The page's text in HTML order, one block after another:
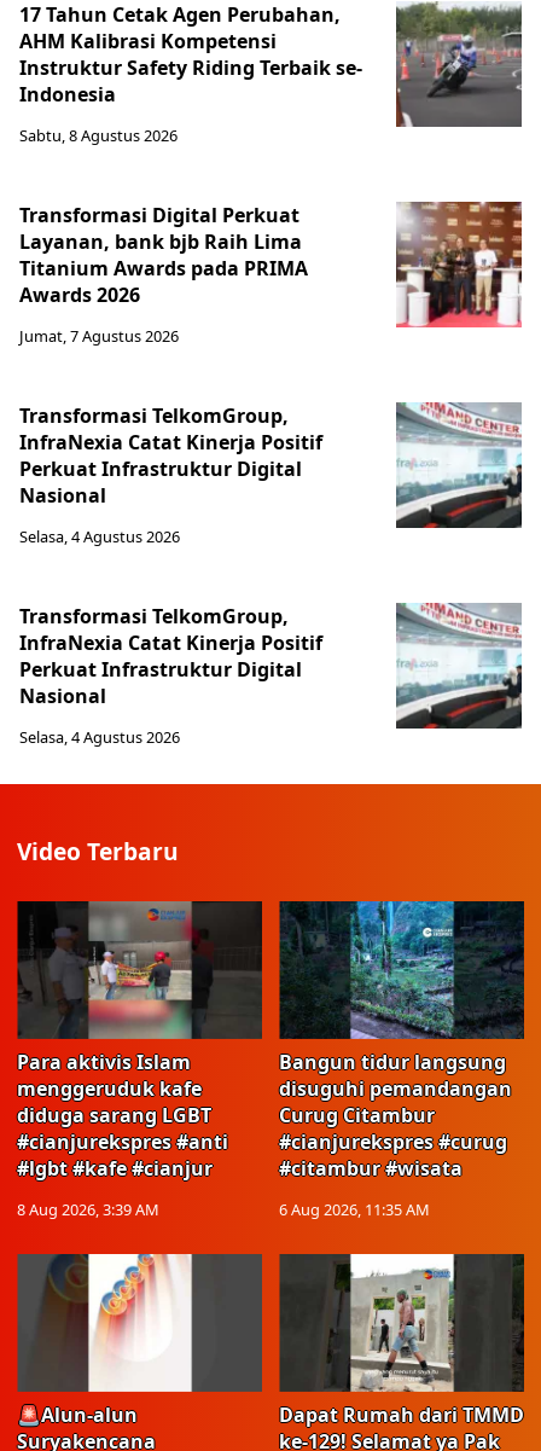
17 Tahun Cetak Agen Perubahan,
AHM Kalibrasi Kompetensi
Instruktur Safety Riding Terbaik se-
Indonesia
Sabtu, 8 Agustus 2026
Transformasi Digital Perkuat
Layanan, bank bjb Raih Lima
Titanium Awards pada PRIMA
Awards 2026
Jumat, 7 Agustus 2026
Transformasi TelkomGroup,
InfraNexia Catat Kinerja Positif
Perkuat Infrastruktur Digital
Nasional
Selasa, 4 Agustus 2026
Transformasi TelkomGroup,
InfraNexia Catat Kinerja Positif
Perkuat Infrastruktur Digital
Nasional
Selasa, 4 Agustus 2026
Video Terbaru
Para aktivis Islam
menggeruduk kafe
diduga sarang LGBT
#cianjurekspres #anti
#lgbt #kafe #cianjur
8 Aug 2026, 3:39 AM
Bangun tidur langsung
disuguhi pemandangan
Curug Citambur
#cianjurekspres #curug
#citambur #wisata
6 Aug 2026, 11:35 AM
🚨Alun-alun
Suryakencana
Dapat Rumah dari TMMD
ke-129! Selamat ya Pak